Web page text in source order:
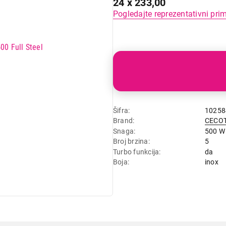
24 x 233,00
Pogledajte reprezentativni
Šifra
Brand
Snaga
500 W
Broj brzina
5
Turbo funkcija
da
Boja
inox